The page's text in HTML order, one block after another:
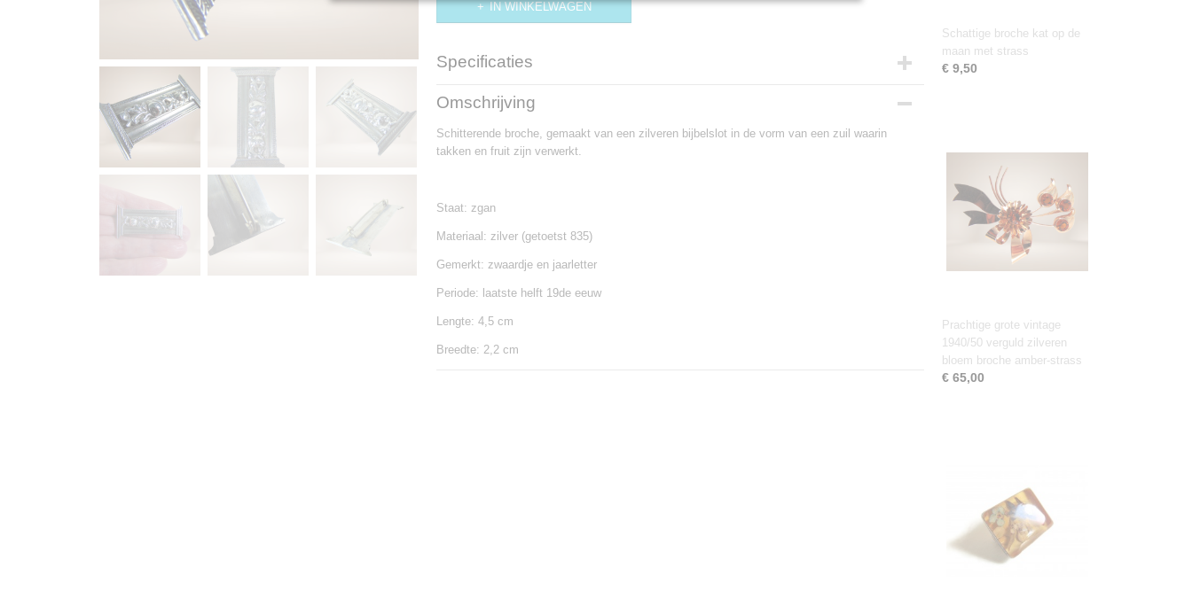
IN WINKELWAGEN
Specificaties
Productcode
Omschrijving
Schitterende broche, gemaakt van een zilveren bijbelslot in de vorm van een zuil waarin
takken en fruit zijn verwerkt.
Staat: zgan
Materiaal: zilver (getoetst 835)
Gemerkt: zwaardje en jaarletter
Periode: laatste helft 19de eeuw
Lengte: 4,5 cm
Breedte: 2,2 cm
Schattige broche kat op de
maan met strass
€ 9,50
Prachtige grote vintage
1940/50 verguld zilveren
bloem broche amber-strass
€ 65,00